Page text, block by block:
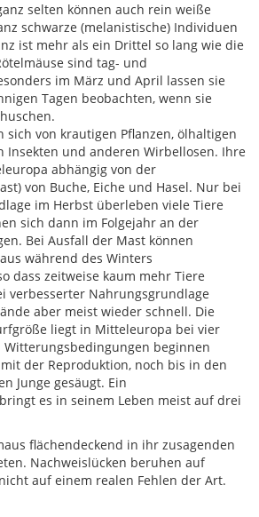
selten können auch rein weiße
schwarze (melanistische) Individuen
ist mehr als ein Drittel so lang wie die
sind tag- und
im März und April lassen sie
Tagen beobachten, wenn sie
sich von krautigen Pflanzen, ölhaltigen
Insekten und anderen Wirbellosen. Ihre
abhängig von der
von Buche, Eiche und Hasel. Nur bei
im Herbst überleben viele Tiere
sich dann im Folgejahr an der
Bei Ausfall der Mast können
während des Winters
dass zeitweise kaum mehr Tiere
verbesserter Nahrungsgrundlage
aber meist wieder schnell. Die
liegt in Mitteleuropa bei vier
Witterungsbedingungen beginnen
der Reproduktion, noch bis in den
Junge gesäugt. Ein
es in seinem Leben meist auf drei
flächendeckend in ihr zusagenden
Nachweislücken beruhen auf
auf einem realen Fehlen der Art.